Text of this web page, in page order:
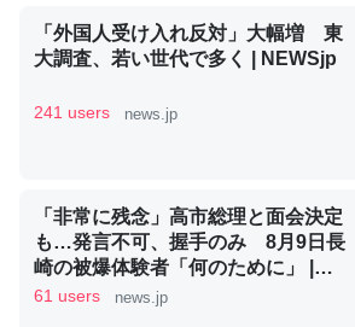
昆虫ってカルシウム少ないのか。知ら
コオロギのカルシウム分はエビの600分
─ニュース :: 【研究発表】昆虫学の大問題＝「
論文では「淡水はカルシウムも酸素も
「外国人受け入れ反対」大幅増 東
大調査、若い世代で多く | NEWSjp
241 users news.jp
「非常に残念」高市総理と面会決定
も…発言不可、握手のみ 8月9日長
崎の被爆体験者「何のために」 |
NEWSjp
61 users news.jp